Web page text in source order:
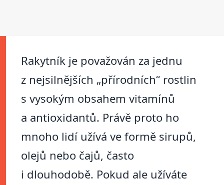
Rakytník je považován za jednu
z nejsilnějších „přírodních“ rostlin
s vysokým obsahem vitamínů
a antioxidantů. Právě proto ho
mnoho lidí užívá ve formě sirupů,
olejů nebo čajů, často
i dlouhodobě. Pokud ale užíváte